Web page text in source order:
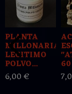
PLANTA
MILLONARIA
LEGITIMO
POLVO...
6,00 €